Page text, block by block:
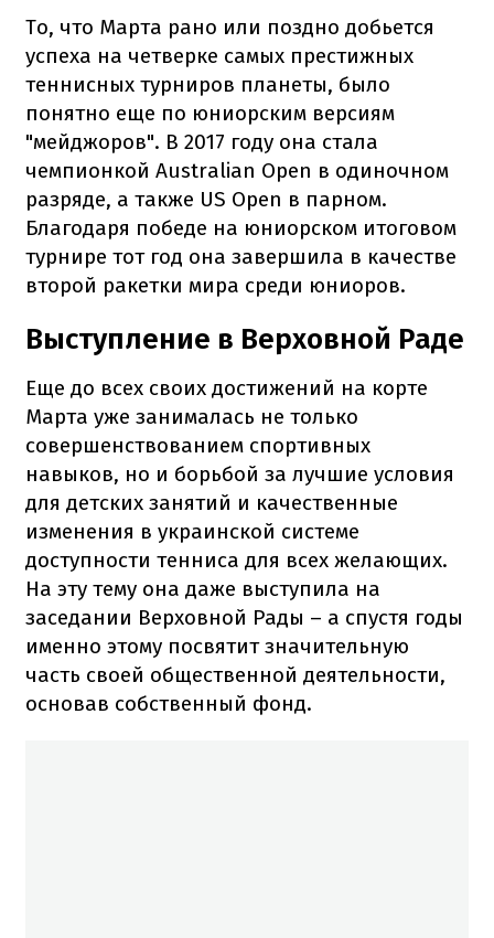
То, что Марта рано или поздно добьется
успеха на четверке самых престижных
теннисных турниров планеты, было
понятно еще по юниорским версиям
"мейджоров". В 2017 году она стала
чемпионкой Australian Open в одиночном
разряде, а также US Open в парном.
Благодаря победе на юниорском итоговом
турнире тот год она завершила в качестве
второй ракетки мира среди юниоров.
Выступление в Верховной Раде
Еще до всех своих достижений на корте
Марта уже занималась не только
совершенствованием спортивных
навыков, но и борьбой за лучшие условия
для детских занятий и качественные
изменения в украинской системе
доступности тенниса для всех желающих.
На эту тему она даже выступила на
заседании Верховной Рады – а спустя годы
именно этому посвятит значительную
часть своей общественной деятельности,
основав собственный фонд.